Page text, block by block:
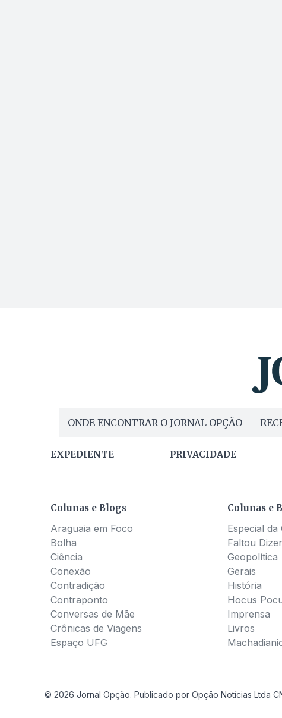
ONDE ENCONTRAR O JORNAL OPÇÃO
EXPEDIENTE PRIVACIDADE
Colunas e Blogs
Araguaia em Foco
Bolha
Ciência
Conexão
Contradição
Contraponto
Conversas de Mãe
Crônicas de Viagens
Espaço UFG
Colunas e
Especial
Faltou Dizer
Geopolítica
Gerais
História
Hocus
Imprensa
Livros
© 2026 Jornal Opção. Publicado por Opção Notícias Ltda